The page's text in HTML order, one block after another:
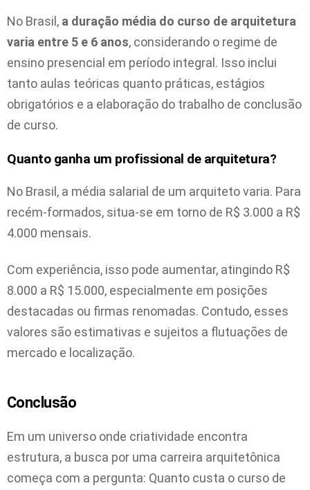
No Brasil, a duração média do curso de arquitetura
varia entre 5 e 6 anos, considerando o regime de
ensino presencial em período integral. Isso inclui
tanto aulas teóricas quanto práticas, estágios
obrigatórios e a elaboração do trabalho de conclusão
de curso.
Quanto ganha um profissional de arquitetura?
No Brasil, a média salarial de um arquiteto varia. Para
recém-formados, situa-se em torno de R$ 3.000 a R$
4.000 mensais.
Com experiência, isso pode aumentar, atingindo R$
8.000 a R$ 15.000, especialmente em posições
destacadas ou firmas renomadas. Contudo, esses
valores são estimativas e sujeitos a flutuações de
mercado e localização.
Conclusão
Em um universo onde criatividade encontra
estrutura, a busca por uma carreira arquitetônica
começa com a pergunta: Quanto custa o curso de